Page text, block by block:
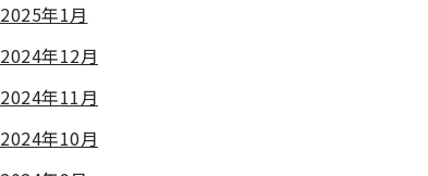
2025年1月
2024年12月
2024年11月
2024年10月